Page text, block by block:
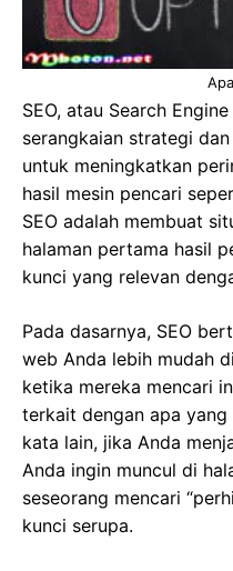
SEO, atau Search
serangkaian strategi
untuk meningkatkan
hasil mesin pencari
SEO adalah membuat
halaman pertama hasil
kunci yang relevan
Pada dasarnya, SEO
web Anda lebih mudah
ketika mereka mencari
terkait dengan apa
kata lain, jika Anda
Anda ingin muncul di
seseorang mencari
kunci serupa.